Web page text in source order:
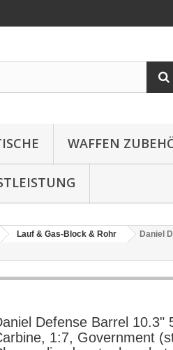
WAFFEN
Lauf & Gas-Block & Rohr
Daniel
Defense Barrel 10.3"
1:7, Government